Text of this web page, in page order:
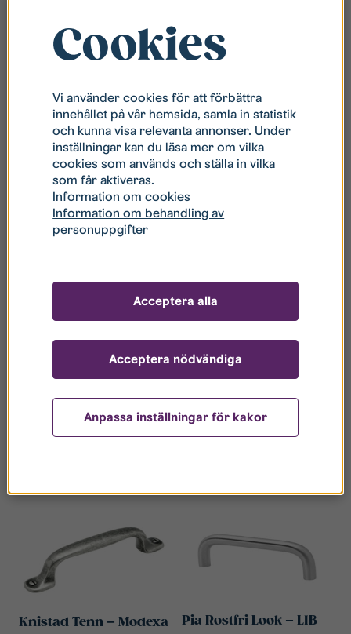
endast väljas i samband med beställning utav en
kökslucka från Modexa.
Related products
Lily Krom – Modexa
kr
Knistad Tenn – Modexa Pia Rostfri Look – LIB
Cookies
Vi använder cookies för att förbättra
innehållet på vår hemsida, samla in statistik
och kunna visa relevanta annonser. Under
inställningar kan du läsa mer om vilka
cookies som används och ställa in vilka
som får aktiveras.
Information om cookies
Information om behandling av
personuppgifter
Anpassa inställningar för kakor
Acceptera nödvändiga
Acceptera alla